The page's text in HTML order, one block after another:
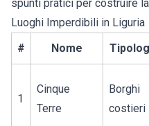
spunti pratici per costruire
Luoghi Imperdibili in Liguria
#
Nome
1
Cinque
Terre
Borghi
costieri